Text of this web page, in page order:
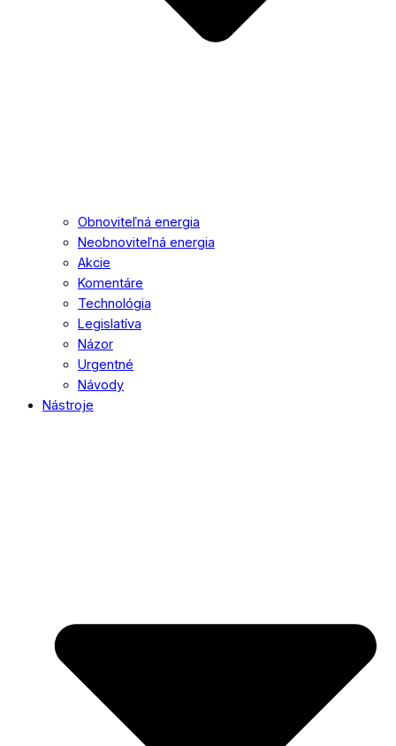
Obnoviteľná energia
Neobnoviteľná energia
Akcie
Komentáre
Technológia
Legislatíva
Názor
Urgentné
Návody
Nástroje